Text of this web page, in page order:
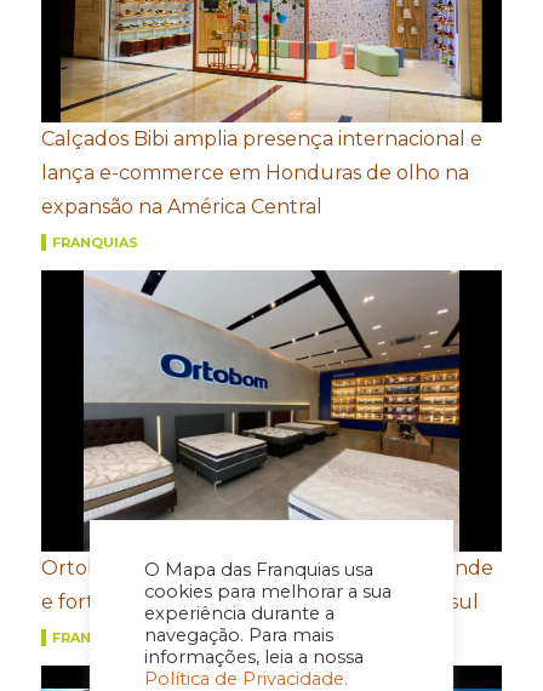
O Mapa das Franquias usa
cookies para melhorar a sua
experiência durante a
navegação. Para mais
informações, leia a nossa
Política de Privacidade.
Calçados Bibi amplia presença internacional e
lança e-commerce em Honduras de olho na
expansão na América Central
FRANQUIAS
Ortobom aposta em novo conceito de estande
e fortalecimento de portfólio para a Movelsul
FRANQUIAS